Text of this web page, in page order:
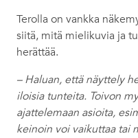
Terolla on vankka
siitä, mitä mielikuvia ja
herättää.
– Haluan, että näyttely
iloisia tunteita. Toivon
ajattelemaan asioita,
keinoin voi vaikuttaa tai